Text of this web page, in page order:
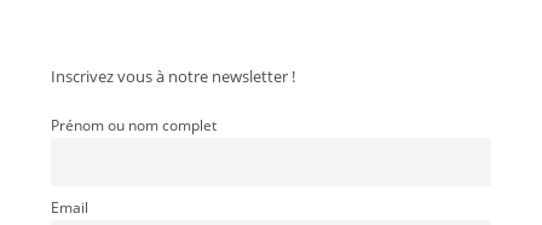
Inscrivez vous à notre newsletter !
Prénom ou nom complet
Email